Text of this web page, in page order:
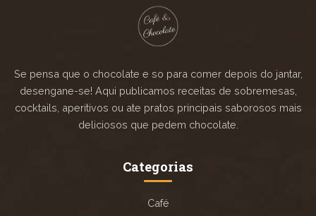
Se pensa que o chocolate e so para comer depois do jantar,
desengane-se! Aqui publicamos receitas de sobremesas,
cocktails, aperitivos ou ate pratos principais saborosos mais
deliciosos que pedem chocolate.
Categorias
Café